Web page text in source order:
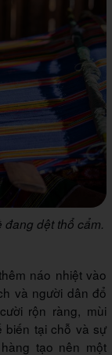
dệt thổ cẩm.
náo nhiệt vào
và người dân đổ
rộn ràng, mùi
biến tại chỗ và sự
tạo nên một